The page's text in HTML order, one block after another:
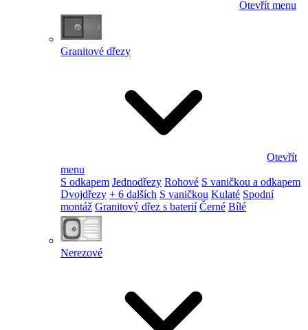
Otevřít menu
Granitové dřezy
Otevřít
menu
S odkapem Jednodřezy Rohové S vaničkou a odkapem
Dvojdřezy + 6 dalších S vaničkou Kulaté Spodní
montáž Granitový dřez s baterií Černé Bílé
Nerezové